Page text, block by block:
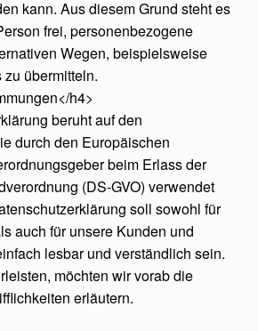
kann. Aus diesem Grund steht es
frei, personenbezogene
Wegen, beispielsweise
übermitteln.
h4>
beruht auf den
durch den Europäischen
beim Erlass der
(DS-GVO) verwendet
soll sowohl für
auch für unsere Kunden und
lesbar und verständlich sein.
möchten wir vorab die
erläutern.